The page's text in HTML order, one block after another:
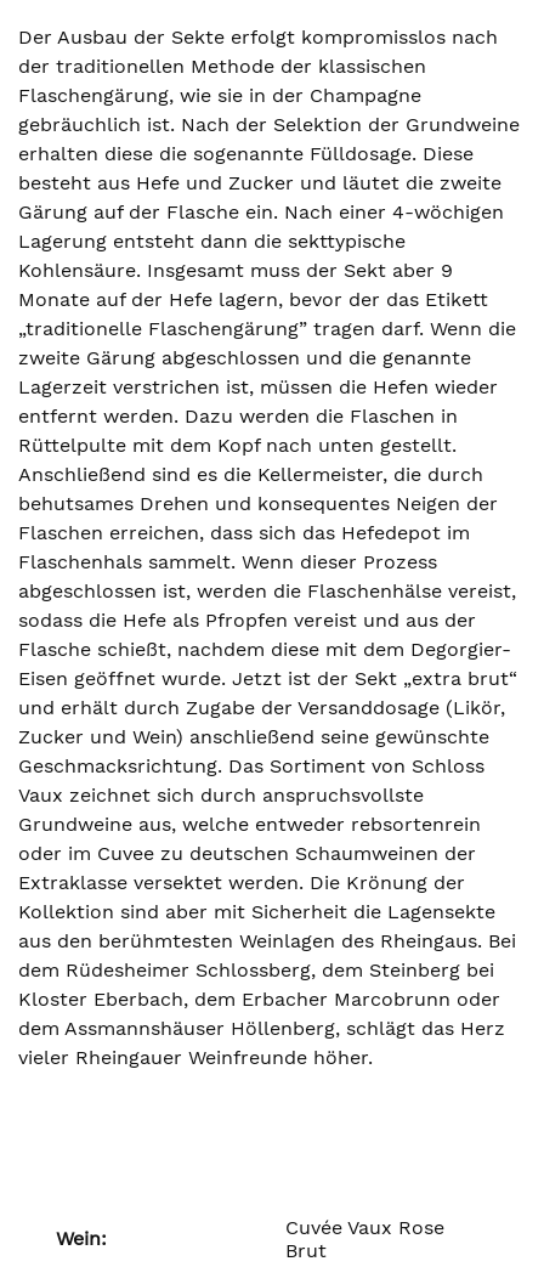
Der Ausbau der Sekte erfolgt kompromisslos nach
der traditionellen Methode der klassischen
Flaschengärung, wie sie in der Champagne
gebräuchlich ist. Nach der Selektion der Grundweine
erhalten diese die sogenannte Fülldosage. Diese
besteht aus Hefe und Zucker und läutet die zweite
Gärung auf der Flasche ein. Nach einer 4-wöchigen
Lagerung entsteht dann die sekttypische
Kohlensäure. Insgesamt muss der Sekt aber 9
Monate auf der Hefe lagern, bevor der das Etikett
„traditionelle Flaschengärung” tragen darf. Wenn die
zweite Gärung abgeschlossen und die genannte
Lagerzeit verstrichen ist, müssen die Hefen wieder
entfernt werden. Dazu werden die Flaschen in
Rüttelpulte mit dem Kopf nach unten gestellt.
Anschließend sind es die Kellermeister, die durch
behutsames Drehen und konsequentes Neigen der
Flaschen erreichen, dass sich das Hefedepot im
Flaschenhals sammelt. Wenn dieser Prozess
abgeschlossen ist, werden die Flaschenhälse vereist,
sodass die Hefe als Pfropfen vereist und aus der
Flasche schießt, nachdem diese mit dem Degorgier-
Eisen geöffnet wurde. Jetzt ist der Sekt „extra brut“
und erhält durch Zugabe der Versanddosage (Likör,
Zucker und Wein) anschließend seine gewünschte
Geschmacksrichtung. Das Sortiment von Schloss
Vaux zeichnet sich durch anspruchsvollste
Grundweine aus, welche entweder rebsortenrein
oder im Cuvee zu deutschen Schaumweinen der
Extraklasse versektet werden. Die Krönung der
Kollektion sind aber mit Sicherheit die Lagensekte
aus den berühmtesten Weinlagen des Rheingaus. Bei
dem Rüdesheimer Schlossberg, dem Steinberg bei
Kloster Eberbach, dem Erbacher Marcobrunn oder
dem Assmannshäuser Höllenberg, schlägt das Herz
vieler Rheingauer Weinfreunde höher.
Wein:
Cuvée Vaux Rose
Brut